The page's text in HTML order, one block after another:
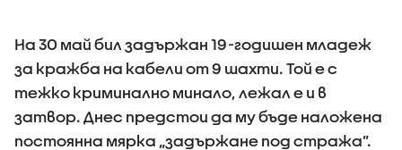
На 30 май бил задържан 19-годишен младеж
за кражба на кабели от 9 шахти. Той е с
тежко криминално минало, лежал е и в
затвор. Днес предстои да му бъде наложена
постоянна мярка „задържане под стража”.